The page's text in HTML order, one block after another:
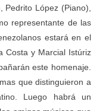
Pedrito López (Piano),
representante de las
estará en el
Costa y Marcial Istúriz
este homenaje.
que distinguieron a
Luego habrá un